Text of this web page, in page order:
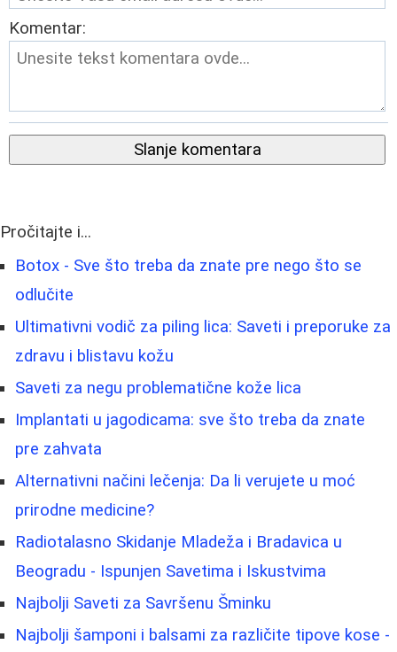
Komentar:
Slanje komentara
Pročitajte i...
Botox - Sve što treba da znate pre nego što se
odlučite
Ultimativni vodič za piling lica: Saveti i preporuke za
zdravu i blistavu kožu
Saveti za negu problematične kože lica
Implantati u jagodicama: sve što treba da znate
pre zahvata
Alternativni načini lečenja: Da li verujete u moć
prirodne medicine?
Radiotalasno Skidanje Mladeža i Bradavica u
Beogradu - Ispunjen Savetima i Iskustvima
Najbolji Saveti za Savršenu Šminku
Najbolji šamponi i balsami za različite tipove kose -